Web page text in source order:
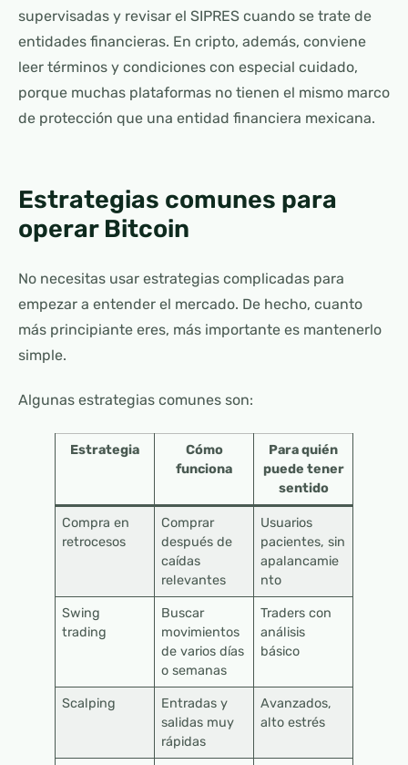
supervisadas y revisar el SIPRES cuando se trate de
entidades financieras. En cripto, además, conviene
leer términos y condiciones con especial cuidado,
porque muchas plataformas no tienen el mismo marco
de protección que una entidad financiera mexicana.
Estrategias comunes para
operar Bitcoin
No necesitas usar estrategias complicadas para
empezar a entender el mercado. De hecho, cuanto
más principiante eres, más importante es mantenerlo
simple.
Algunas estrategias comunes son:
Estrategia
Cómo
funciona
Para quién
puede tener
sentido
Compra en
retrocesos
Comprar
después de
caídas
relevantes
Usuarios
pacientes, sin
apalancamie
nto
Swing
trading
Buscar
movimientos
de varios días
o semanas
Traders con
análisis
básico
Scalping
Entradas y
salidas muy
rápidas
Avanzados,
alto estrés